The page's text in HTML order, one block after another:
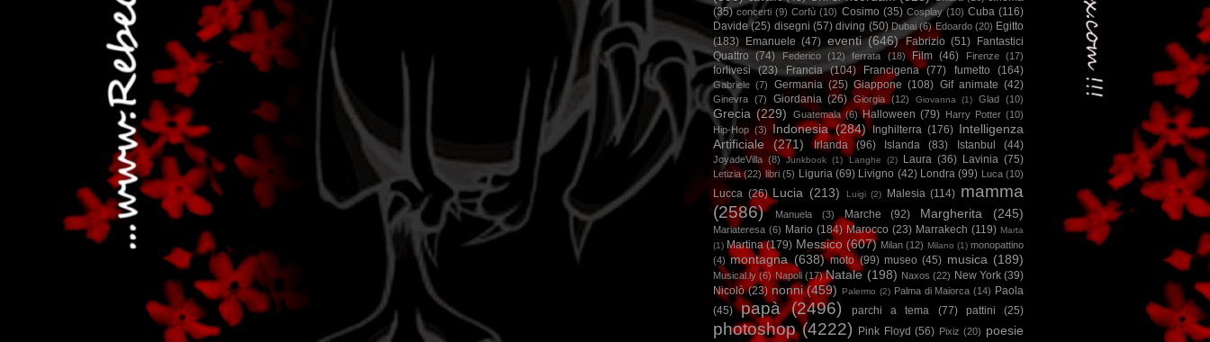
(35) concerti (9) Corfù (10) Cosimo (35) Cosplay (10) Cuba (116)
Davide (25) disegni (57) diving (50) Dubai (6) Edoardo (20) Egitto
(183)
Emanuele (47) eventi (646) Fabrizio (51)
Fantastici
Quattro (74) Federico (12) ferrata (18) Film (46) Firenze (17)
forlivesi (23) Francia (104) Francigena (77) fumetto (164)
Gabriele (7) Germania (25) Giappone (108) Gif animate (42)
Ginevra (7) Giordania (26) Giorgia (12) Giovanna (1) Glad (10)
Grecia (229) Guatemala (6) Halloween (79) Harry Potter (10)
Hip-Hop (3) Indonesia (284) Inghilterra (176) Intelligenza
Artificiale
(271) Irlanda (96) Islanda (83) Istanbul (44)
JoyadeVilla (8) Junkbook (1) Langhe (2) Laura (36) Lavinia (75)
Letizia (22) libri (5) Liguria (69) Livigno (42) Londra (99) Luca (10)
Lucca (26) Lucia (213) Luigi (2) Malesia (114) mamma
(2586)
Manuela (3) Marche (92) Margherita (245)
Mariateresa (6) Mario (184) Marocco (23) Marrakech (119) Marta
(1) Martina (179) Messico (607) Milan (12) Milano (1) monopattino
(4) montagna (638) moto (99) museo (45) musica (189)
Musical.ly (6) Napoli (17) Natale (198) Naxos (22) New York (39)
Nicolò (23) nonni (459) Palermo (2) Palma di Maiorca (14) Paola
(45)
papà (2496) parchi a tema (77) pattini (25)
photoshop (4222) Pink Floyd (56) Pixiz (20) poesie